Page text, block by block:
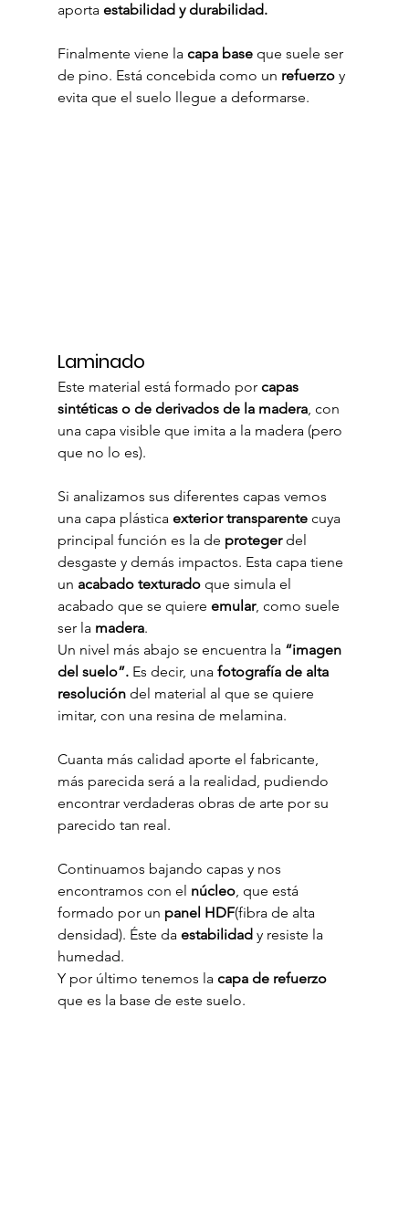
aporta estabilidad y durabilidad.
Finalmente viene la capa base que suele ser
de pino. Está concebida como un refuerzo y
evita que el suelo llegue a deformarse.
Laminado
Este material está formado por capas
sintéticas o de derivados de la madera, con
una capa visible que imita a la madera (pero
que no lo es).
Si analizamos sus diferentes capas vemos
una capa plástica exterior transparente cuya
principal función es la de proteger del
desgaste y demás impactos. Esta capa tiene
un acabado texturado que simula el
acabado que se quiere emular, como suele
ser la madera.
Un nivel más abajo se encuentra la “imagen
del suelo”. Es decir, una fotografía de alta
resolución del material al que se quiere
imitar, con una resina de melamina.
Cuanta más calidad aporte el fabricante,
más parecida será a la realidad, pudiendo
encontrar verdaderas obras de arte por su
parecido tan real.
Continuamos bajando capas y nos
encontramos con el núcleo, que está
formado por un panel HDF(fibra de alta
densidad). Éste da estabilidad y resiste la
humedad.
Y por último tenemos la capa de refuerzo
que es la base de este suelo.